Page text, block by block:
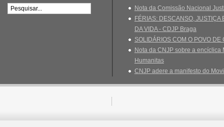
Nota da Comissão Nacional
FÉRIAS: DESCANSO, JUSTIÇA
DA VIDA - CDJP Braga
SOLIDÁRIOS COM O POVO DE
Nota da CNJP sobre a encíclica
Humanitas
CNJP adere a manifesto do